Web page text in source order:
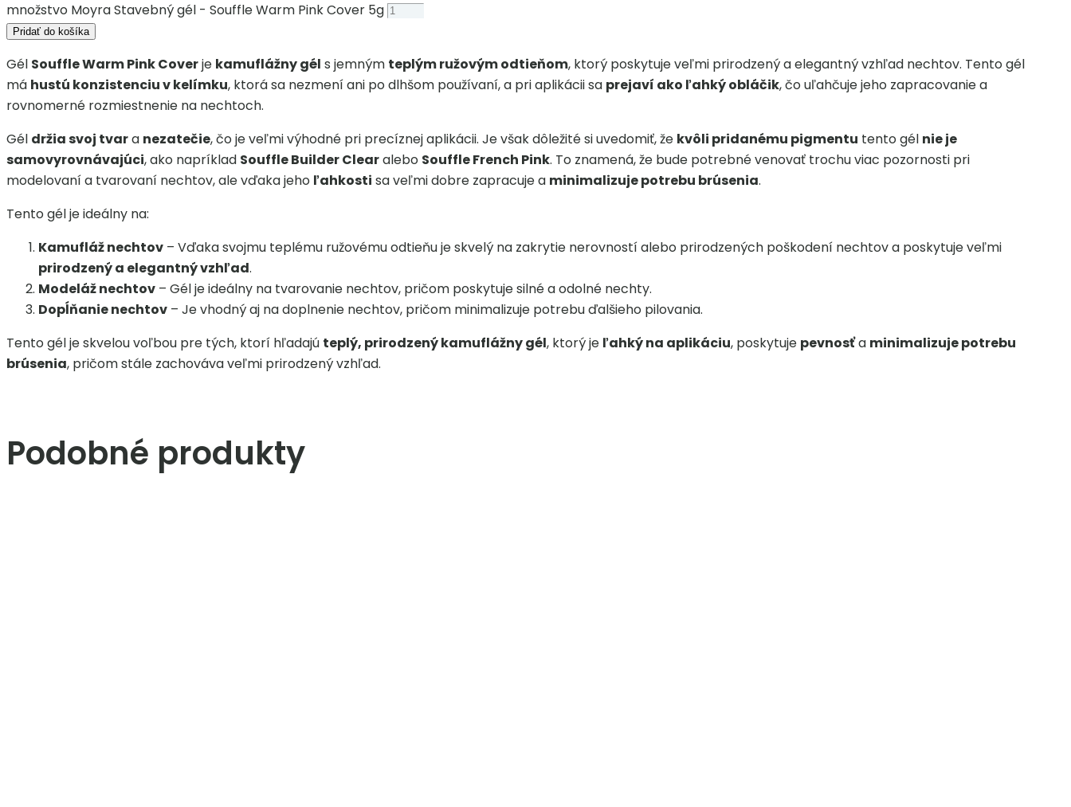
množstvo Moyra Stavebný gél - Souffle Warm Pink Cover 5g
Pridať do košíka
Gél Souffle Warm Pink Coverje kamuflážny gél s jemným teplým ružovým odtieňom, ktorý poskytuje veľmi prirodzený a elegantný vzhľad nechtov. Tento gél
má hustú konzistenciu v kelímku, ktorá sa nezmení ani po dlhšom používaní, a pri aplikácii sa prejaví ako ľahký obláčik, čo uľahčuje jeho zapracovanie a
rovnomerné rozmiestnenie na nechtoch.
Gél držia svoj tvara nezatečie, čo je veľmi výhodné pri precíznej aplikácii. Je však dôležité si uvedomiť, že kvôli pridanému pigmentu tento gél nie je
samovyrovnávajúci, ako napríklad Souffle Builder Clearalebo Souffle French Pink. To znamená, že bude potrebné venovať trochu viac pozornosti pri
modelovaní a tvarovaní nechtov, ale vďaka jeho ľahkosti sa veľmi dobre zapracuje a minimalizuje potrebu brúsenia.
Tento gél je ideálny na:
Kamufláž nechtov – Vďaka svojmu teplému ružovému odtieňu je skvelý na zakrytie nerovností alebo prirodzených poškodení nechtov a poskytuje veľmi
prirodzený a elegantný vzhľad.
Modeláž nechtov – Gél je ideálny na tvarovanie nechtov, pričom poskytuje silné a odolné nechty.
Dopĺňanie nechtov – Je vhodný aj na doplnenie nechtov, pričom minimalizuje potrebu ďalšieho pilovania.
Tento gél je skvelou voľbou pre tých, ktorí hľadajú teplý, prirodzený kamuflážny gél, ktorý je ľahký na aplikáciu, poskytuje pevnosťa minimalizuje potrebu
brúsenia, pričom stále zachováva veľmi prirodzený vzhľad.
Podobné produkty